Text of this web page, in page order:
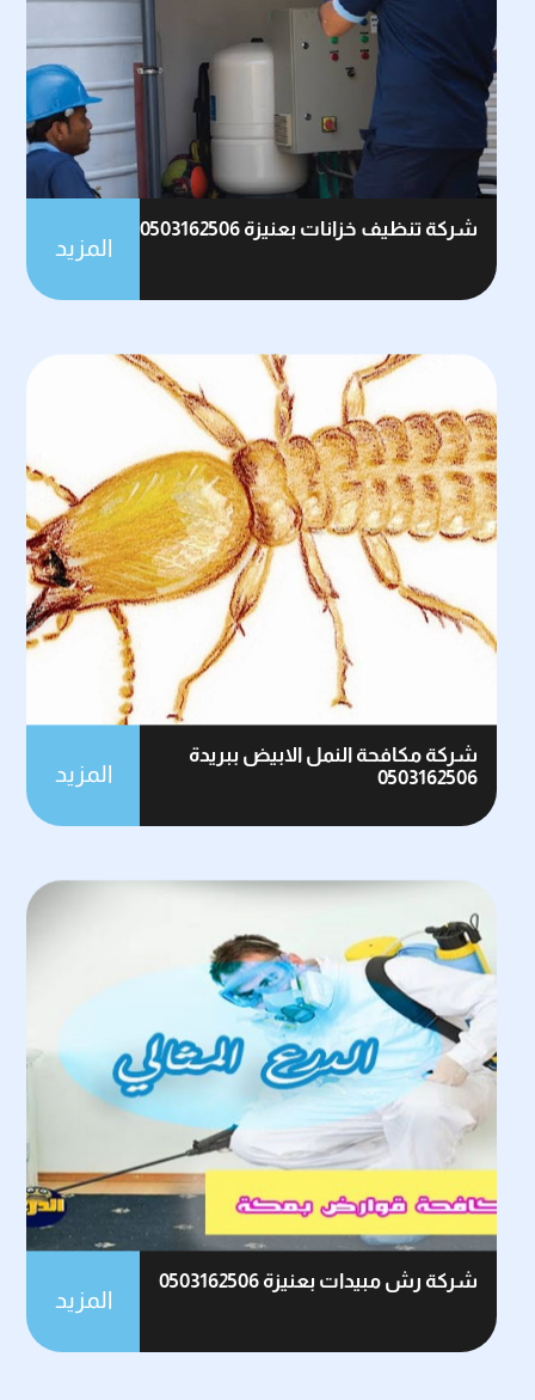
شركة تنظيف خزانات بعنيزة 0503162506
المزيد
شركة مكافحة النمل الابيض ببريدة
0503162506
المزيد
شركة رش مبيدات بعنيزة 0503162506
المزيد